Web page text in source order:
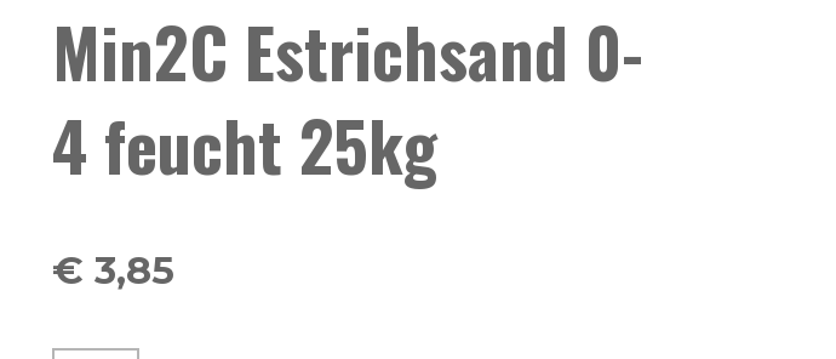
Min2C Estrichsand 0-
4 feucht 25kg
€ 3,85